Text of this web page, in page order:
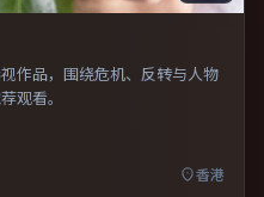
作品，围绕危机、反转与人物
观看。
香港